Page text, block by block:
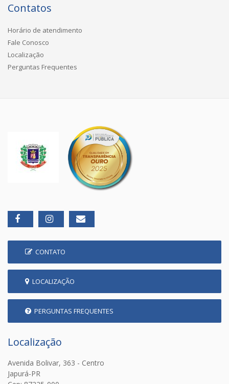
Contatos
Horário de atendimento
Fale Conosco
Localização
Perguntas Frequentes
CONTATO
LOCALIZAÇÃO
PERGUNTAS FREQUENTES
Localização
Avenida Bolivar, 363 - Centro
Japurá-PR